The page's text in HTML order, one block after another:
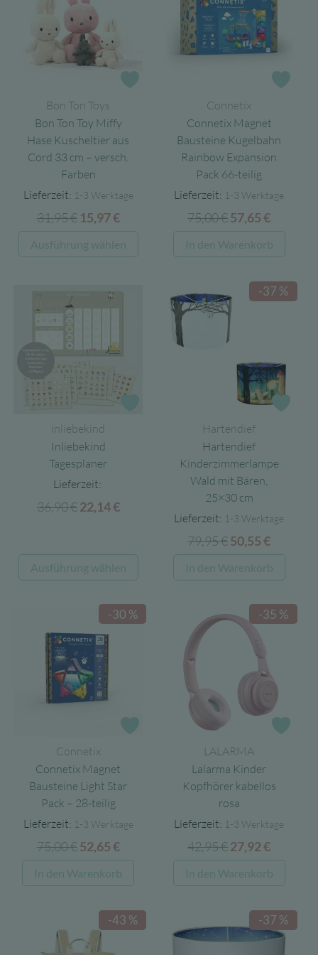
Optionen
auf
Bon Ton Toys
Bon Ton Toy Miffy
Hase Kuscheltier aus
Cord 33 cm – versch.
Farben
Lieferzeit: 1-3 Werktage
31,95€ Ursprünglicher
Preis
war:
15,97€Aktueller
Preis
ist:
Ausführung wählen
Produkt
mehrere
Varianten
Connetix
Connetix Magnet
Bausteine Kugelbahn
Rainbow Expansion
Pack 66-teilig
Lieferzeit: 1-3 Werktage
75,00€Ursprünglicher
Preis
war:
57,65€
Preis
ist:
In den Warenkorb
inliebekind
Inliebekind
Tagesplaner
Lieferzeit:
36,90€ Ursprünglicher
36,90 €
22,14€Aktueller
22,14 €.
Ausführung wählen
Produkt
mehrere
auf
-37 %
Hartendief
Hartendief
Kinderzimmerlampe
Wald mit Bären,
25×30 cm
Lieferzeit: 1-3 Werktage
79,95€ Ursprünglicher
Preis
war:
50,55€
Preis
ist:
In den Warenkorb
Zur Wunschliste
-30 %
Connetix
Connetix Magnet
Bausteine Light Star
Pack – 28-teilig
Lieferzeit: 1-3 Werktage
75,00€ Ursprünglicher
Preis
war:
52,65€Aktueller
Preis
ist:
In den Warenkorb
-35 %
LALARMA
Lalarma Kinder
Kopfhörer kabellos
rosa
Lieferzeit: 1-3 Werktage
42,95€Ursprünglicher
Preis
war:
27,92€
Preis
ist:
In den Warenkorb
-43 % -37 %